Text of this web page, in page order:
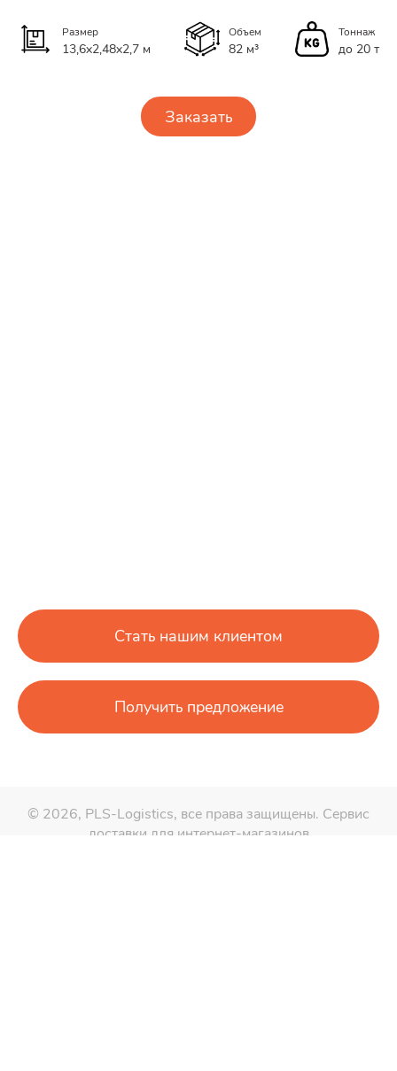
Размер
13,6x2,48x2,7 м
Объем
82 м³
Тоннаж
до 20 т
Заказать
Стать нашим клиентом
Получить предложение
© 2026, PLS-Logistics, все права защищены. Сервис
доставки для интернет-магазинов